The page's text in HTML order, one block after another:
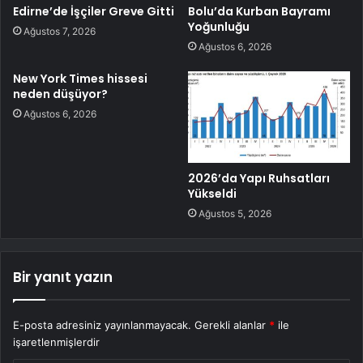
Edirne’de İşçiler Greve Gitti
Ağustos 7, 2026
Bolu’da Kurban Bayramı
Yoğunluğu
Ağustos 6, 2026
New York Times hissesi
neden düşüyor?
Ağustos 6, 2026
2026’da Yapı Ruhsatları
Yükseldi
Ağustos 5, 2026
Bir yanıt yazın
E-posta adresiniz yayınlanmayacak. Gerekli alanlar * ile
işaretlenmişlerdir